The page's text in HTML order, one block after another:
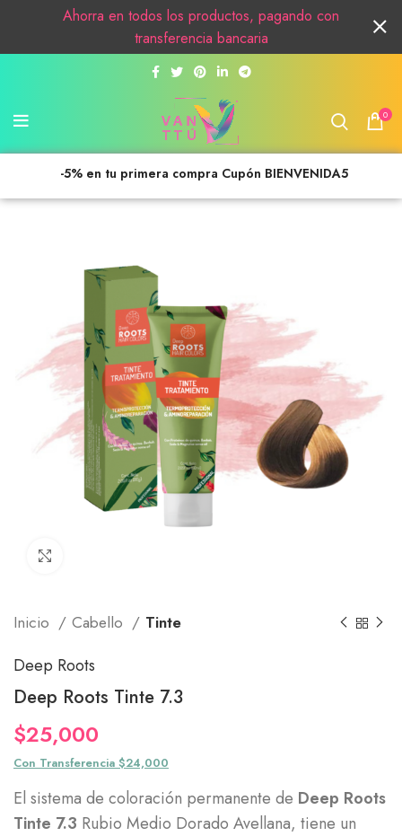
0
-5% en tu primera compra Cupón BIENVENIDA5
Inicio Cabello Tinte
Deep Roots
Deep Roots Tinte 7.3
$25,000
Con Transferencia $24,000
El sistema de coloración permanente de Deep Roots
Tinte 7.3 Rubio Medio Dorado Avellana, tiene un
Ahorra en todos los productos, pagando con
transferencia bancaria